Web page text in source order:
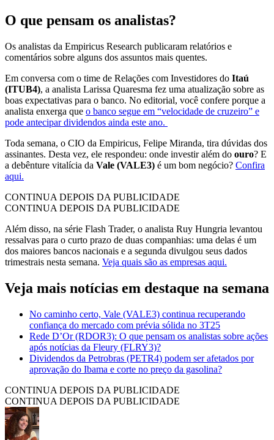
O que pensam os analistas?
Os analistas da Empiricus Research publicaram relatórios e
comentários sobre alguns dos assuntos mais quentes.
Em conversa com o time de Relações com Investidores do Itaú
(ITUB4), a analista Larissa Quaresma fez uma atualização sobre as
boas expectativas para o banco. No editorial, você confere porque a
analista enxerga que o banco segue em “velocidade de cruzeiro” e
pode antecipar dividendos ainda este ano.
Toda semana, o CIO da Empiricus, Felipe Miranda, tira dúvidas dos
assinantes. Desta vez, ele respondeu: onde investir além do ouro? E
a debênture vitalícia da Vale (VALE3) é um bom negócio? Confira
aqui.
CONTINUA DEPOIS DA PUBLICIDADE
CONTINUA DEPOIS DA PUBLICIDADE
Além disso, na série Flash Trader, o analista Ruy Hungria levantou
ressalvas para o curto prazo de duas companhias: uma delas é um
dos maiores bancos nacionais e a segunda divulgou seus dados
trimestrais nesta semana. Veja quais são as empresas aqui.
Veja mais notícias em destaque na semana
No caminho certo, Vale (VALE3) continua recuperando
confiança do mercado com prévia sólida no 3T25
Rede D’Or (RDOR3): O que pensam os analistas sobre ações
após notícias da Fleury (FLRY3)?
Dividendos da Petrobras (PETR4) podem ser afetados por
aprovação do Ibama e corte no preço da gasolina?
CONTINUA DEPOIS DA PUBLICIDADE
CONTINUA DEPOIS DA PUBLICIDADE